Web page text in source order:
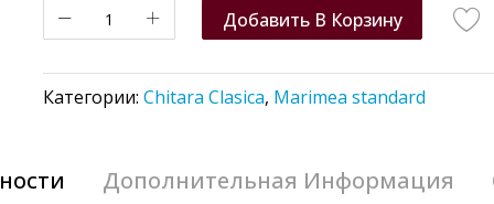
Добавить В Корзину
Категории: Chitara Clasica, Marimea standard
Дополнительная Информация